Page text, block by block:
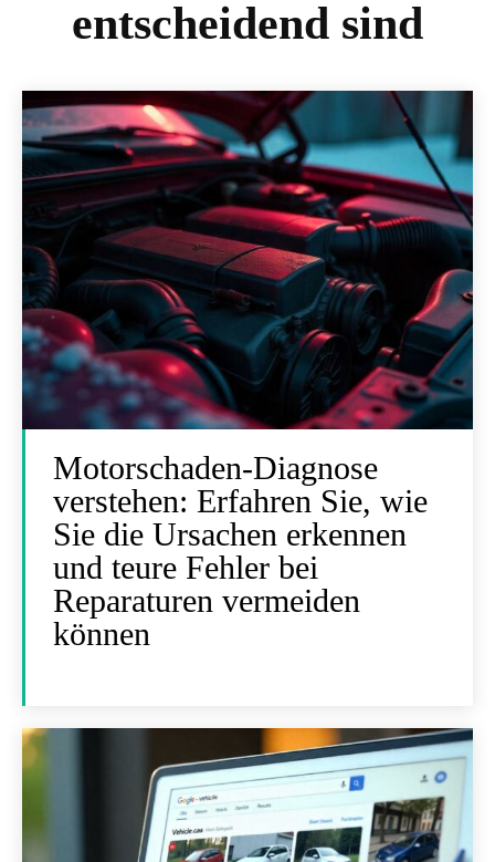
entscheidend sind
Motorschaden-Diagnose
verstehen: Erfahren Sie, wie
Sie die Ursachen erkennen
und teure Fehler bei
Reparaturen vermeiden
können